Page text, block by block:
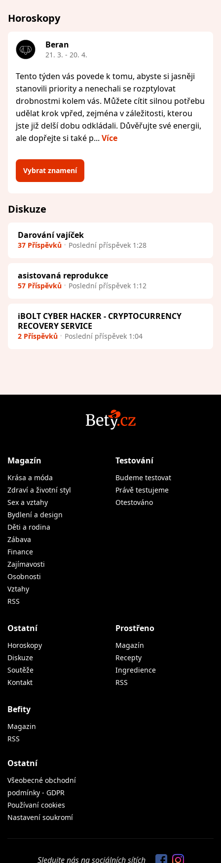
Horoskopy
Beran
21. 3. - 20. 4.
Tento týden vás povede k tomu, abyste si jasněji
stanovili priority a nenechali se rozptylovat
drobnostmi kolem vás. Můžete cítit silnou potřebu
udělat krok vpřed, zejména v záležitosti, kterou
jste již delší dobu odkládali. Důvěřujte své energii,
ale dopřejte si také p... Více
Vybrat znamení
Diskuze
Darování vajíček
37 Příspěvků Poslední příspěvek 1:28
asistovaná reprodukce
57 Příspěvků Poslední příspěvek 1:12
iBOLT CYBER HACKER - CRYPTOCURRENCY
RECOVERY SERVICE
2 Příspěvků Poslední příspěvek 1:04
Magazín
Krása a móda
Zdraví a životní styl
Sex a vztahy
Bydlení a design
Děti a rodina
Zábava
Finance
Zajímavosti
Osobnosti
Vztahy
RSS
Testování
Budeme testovat
Právě testujeme
Otestováno
Ostatní
Horoskopy
Diskuze
Soutěže
Kontakt
Prostřeno
Magazín
Recepty
Ingredience
RSS
Befity
Magazin
RSS
Ostatní
Všeobecné obchodní
podmínky - GDPR
Používaní cookies
Nastavení soukromí
Sledujte nás na sociálních sítích